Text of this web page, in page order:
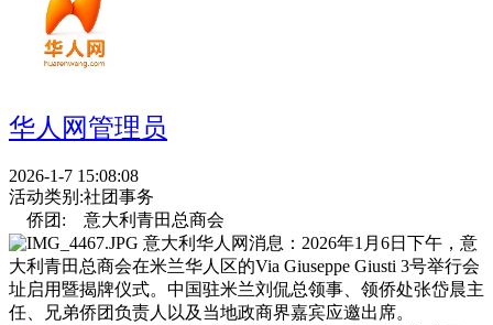
华人网管理员
2026-1-7 15:08:08
活动类别:社团事务
侨团:
意大利青田总商会
意大利华人网消息：2026年1月6日下午，意
大利青田总商会在米兰华人区的Via Giuseppe Giusti 3号举行会
址启用暨揭牌仪式。中国驻米兰刘侃总领事、领侨处张岱晨主
任、兄弟侨团负责人以及当地政商界嘉宾应邀出席。